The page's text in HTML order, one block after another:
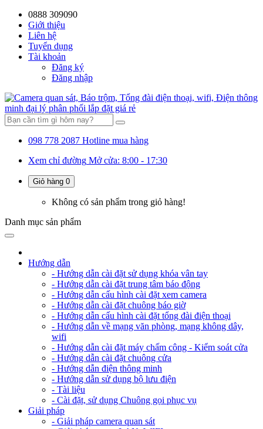
0888 309090
Giới thiệu
Liên hệ
Tuyển dụng
Tài khoản
Đăng ký
Đăng nhập
098 778 2087 Hotline mua hàng
Xem chỉ đường Mở cửa: 8:00 - 17:30
Giỏ hàng 0
Không có sản phẩm trong giỏ hàng!
Danh mục sản phẩm
Hướng dẫn
- Hướng dẫn cài đặt sử dụng khóa vân tay
- Hướng dẫn cài đặt trung tâm báo động
- Hướng dẫn cấu hình cài đặt xem camera
- Hướng dẫn cài đặt chuông báo giờ
- Hướng dẫn cấu hình cài đặt tổng đài điện thoại
- Hướng dẫn về mạng văn phòng, mạng không dây,
wifi
- Hướng dẫn cài đặt máy chấm công - Kiểm soát cửa
- Hướng dẫn cài đặt chuông cửa
- Hướng dẫn điện thông minh
- Hướng dẫn sử dụng bộ lưu điện
- Tài liệu
- Cài đặt, sử dụng Chuông gọi phục vụ
Giải pháp
- Giải pháp camera quan sát